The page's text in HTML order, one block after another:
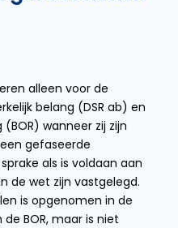
alleen voor de
belang (DSR ab) en
wanneer zij zijn
gefaseerde
als is voldaan aan
de wet zijn vastgelegd.
is opgenomen in de
BOR, maar is niet